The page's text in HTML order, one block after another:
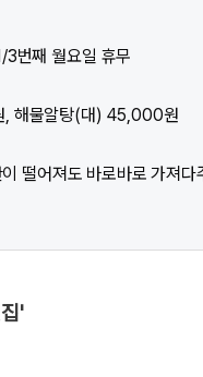
번째 월요일 휴무
해물알탕(대) 45,000원
떨어져도 바로바로 가져다
'